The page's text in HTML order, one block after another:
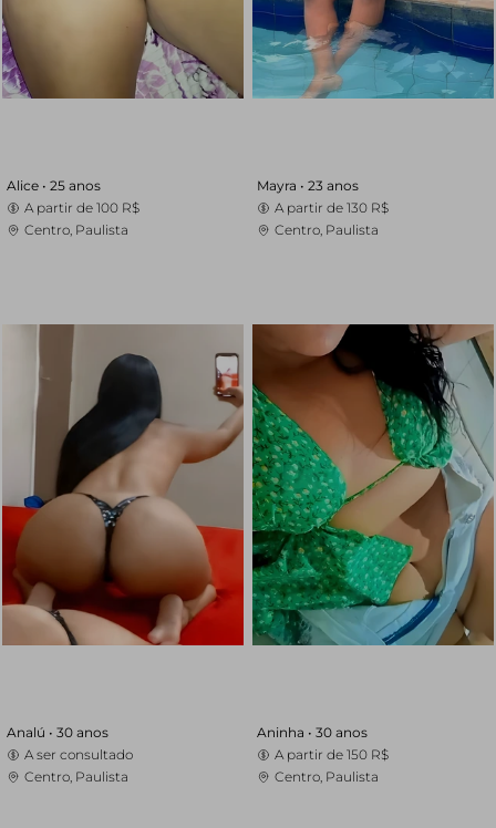
Alice • 25 anos
A partir de 100 R$
Centro, Paulista
Mayra • 23 anos
A partir de 130 R$
Centro, Paulista
Analú • 30 anos
A ser consultado
Centro, Paulista
Aninha • 30 anos
A partir de 150 R$
Centro, Paulista